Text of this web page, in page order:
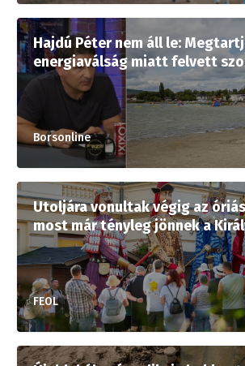
Hajdú Péter nem áll le:
energiaválság miatt felvett
Borsonline
Utoljára vonultak végig az
most már tényleg jönnek a
FEOL